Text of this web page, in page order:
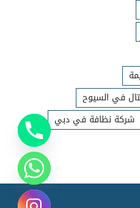
في السيوح
شركة نظافة في دبي